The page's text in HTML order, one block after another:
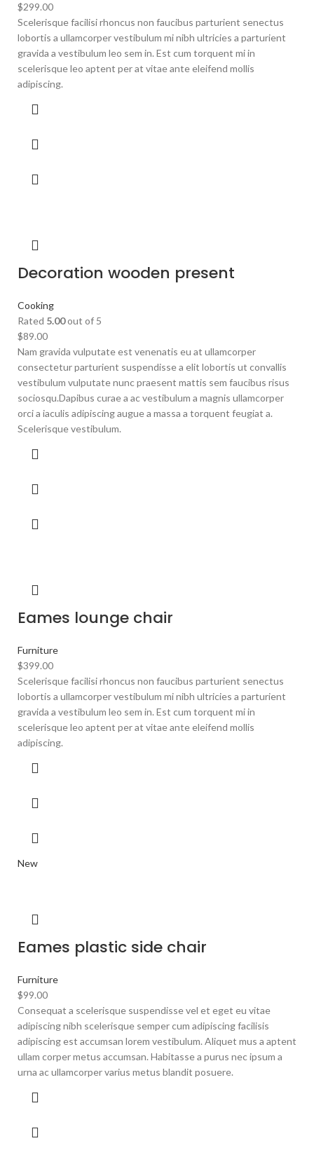
$299.00
Scelerisque facilisi rhoncus non faucibus parturient senectus
lobortis a ullamcorper vestibulum mi nibh ultricies a parturient
gravida a vestibulum leo sem in. Est cum torquent mi in
scelerisque leo aptent per at vitae ante eleifend mollis
adipiscing.
Decoration wooden present
Cooking
Rated 5.00out of 5
$89.00
Nam gravida vulputate est venenatis eu at ullamcorper
consectetur parturient suspendisse a elit lobortis ut convallis
vestibulum vulputate nunc praesent mattis sem faucibus risus
sociosqu.Dapibus curae a ac vestibulum a magnis ullamcorper
orci a iaculis adipiscing augue a massa a torquent feugiat a.
Scelerisque vestibulum.
Eames lounge chair
Furniture
$399.00
Scelerisque facilisi rhoncus non faucibus parturient senectus
lobortis a ullamcorper vestibulum mi nibh ultricies a parturient
gravida a vestibulum leo sem in. Est cum torquent mi in
scelerisque leo aptent per at vitae ante eleifend mollis
adipiscing.
New
Eames plastic side chair
Furniture
$99.00
Consequat a scelerisque suspendisse vel et eget eu vitae
adipiscing nibh scelerisque semper cum adipiscing facilisis
adipiscing est accumsan lorem vestibulum. Aliquet mus a aptent
ullam corper metus accumsan. Habitasse a purus nec ipsum a
urna ac ullamcorper varius metus blandit posuere.